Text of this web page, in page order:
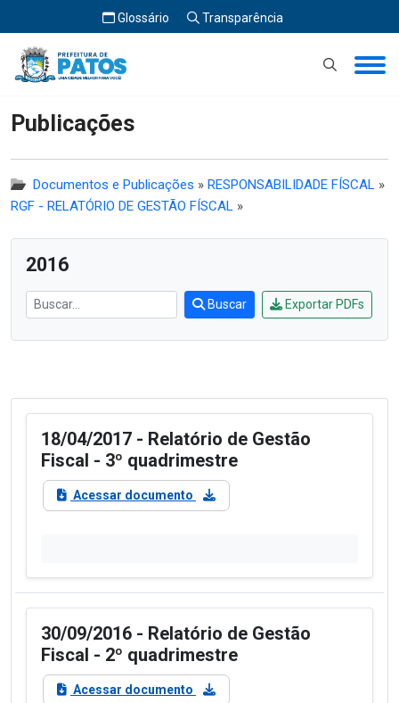
Glossário Transparência
Início Publicações
Publicações
Documentos e Publicações » RESPONSABILIDADE FÍSCAL »
RGF - RELATÓRIO DE GESTÃO FÍSCAL »
2016
Buscar Exportar PDFs
18/04/2017 - Relatório de Gestão
Fiscal - 3º quadrimestre
Acessar documento
30/09/2016 - Relatório de Gestão
Fiscal - 2º quadrimestre
Acessar documento